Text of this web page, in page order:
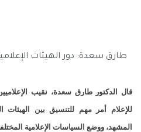
طارق سعدة: دور الهيئات
قال الدكتور طارق سعدة، نقيب
للإعلام أمر مهم للتنسيق بين الهيئات
المشهد، ووضع السياسات الإعلامية